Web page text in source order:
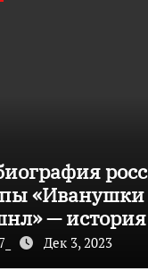
«Иванушки
— история
Дек 3, 2023